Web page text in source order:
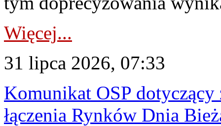
Więcej...
31 lipca 2026, 07:33
Komunikat OSP dotyczący
łączenia Rynków Dnia